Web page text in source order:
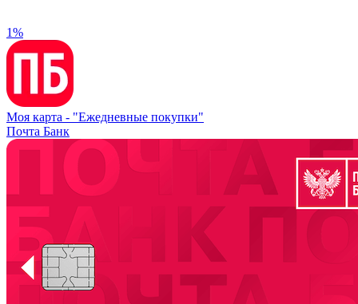
1%
Моя карта - "Ежедневные покупки"
Почта Банк